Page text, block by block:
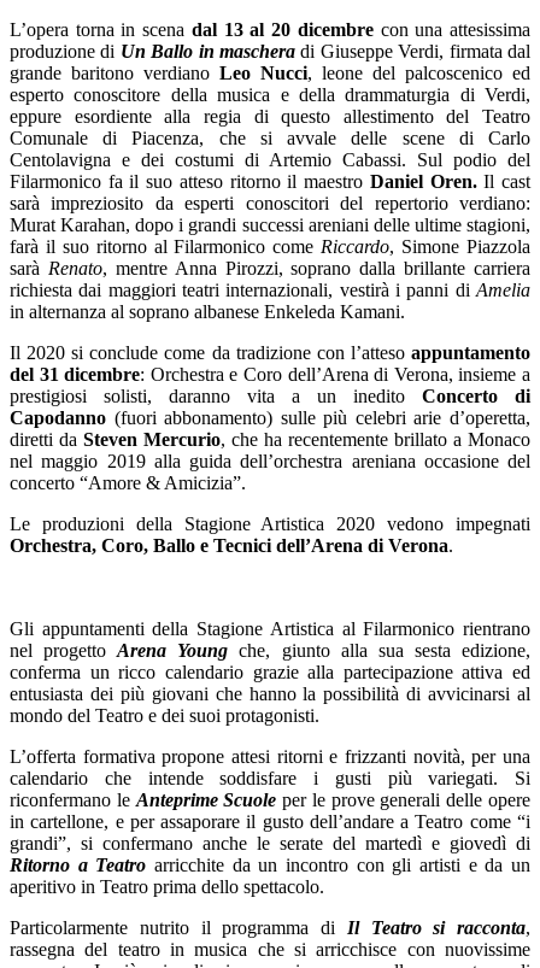
L’opera torna in scena dal 13 al 20 dicembrecon una attesissima
produzione di Un Ballo in mascheradi Giuseppe Verdi, firmata dal
grande baritono verdiano Leo Nucci, leone del palcoscenico ed
esperto conoscitore della musica e della drammaturgia di Verdi,
eppure esordiente alla regia di questo allestimento del Teatro
Comunale di Piacenza, che si avvale delle scene di Carlo
Centolavigna e dei costumi di Artemio Cabassi. Sul podio del
Filarmonico fa il suo atteso ritorno il maestro Daniel Oren.Il cast
sarà impreziosito da esperti conoscitori del repertorio verdiano:
Murat Karahan, dopo i grandi successi areniani delle ultime stagioni,
farà il suo ritorno al Filarmonico come Riccardo, Simone Piazzola
sarà Renato, mentre Anna Pirozzi, soprano dalla brillante carriera
richiesta dai maggiori teatri internazionali, vestirà i panni di Amelia
in alternanza al soprano albanese Enkeleda Kamani.
Il 2020 si conclude come da tradizione con l’atteso appuntamento
del 31 dicembre: Orchestra e Coro dell’Arena di Verona, insieme a
prestigiosi solisti, daranno vita a un inedito Concerto di
Capodanno (fuori abbonamento) sulle più celebri arie d’operetta,
diretti da Steven Mercurio, che ha recentemente brillato a Monaco
nel maggio 2019 alla guida dell’orchestra areniana occasione del
concerto “Amore & Amicizia”.
Le produzioni della Stagione Artistica 2020 vedono impegnati
Orchestra, Coro, Ballo e Tecnici dell’Arena di Verona.
Gli appuntamenti della Stagione Artistica al Filarmonico rientrano
nel progettoArena Young che, giunto alla sua sesta edizione,
conferma un ricco calendario grazie alla partecipazione attiva ed
entusiasta dei più giovani che hanno la possibilità di avvicinarsi al
mondo del Teatro e dei suoi protagonisti.
L’offerta formativa propone attesi ritorni e frizzanti novità, per una
calendario che intende soddisfare i gusti più variegati. Si
riconfermano le Anteprime Scuole per le prove generali delle opere
in cartellone, e per assaporare il gusto dell’andare a Teatro come “i
grandi”, si confermano anche le serate del martedì e giovedì di
Ritorno a Teatro arricchite da un incontro con gli artisti e da un
aperitivo in Teatro prima dello spettacolo.
Particolarmente nutrito il programma di Il Teatro si racconta,
rassegna del teatro in musica che si arricchisce con nuovissime